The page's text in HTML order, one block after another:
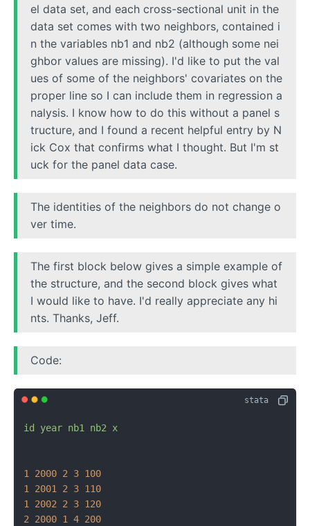
el data set, and each cross-sectional unit in the
data set comes with two neighbors, contained i
n the variables nb1 and nb2 (although some nei
ghbor values are missing). I'd like to put the val
ues of some of the neighbors' covariates on the
proper line so I can include them in regression a
nalysis. I know how to do this without a panel s
tructure, and I found a recent helpful entry by N
ick Cox that confirms what I thought. But I'm st
uck for the panel data case.
The identities of the neighbors do not change o
ver time.
The first block below gives a simple example of
the structure, and the second block gives what
I would like to have. I'd really appreciate any hi
nts. Thanks, Jeff.
Code:
id year nb1 nb2 x
1 2000 2 3 100
1 2001 2 3 110
1 2002 2 3 120
2 2000 1 4 200